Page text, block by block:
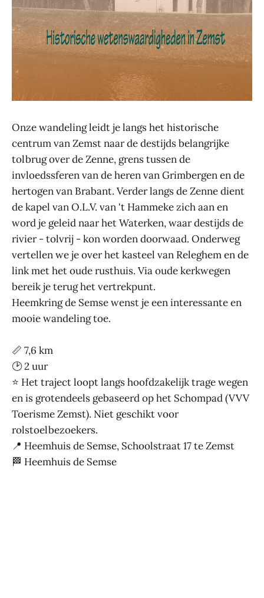
Onze wandeling leidt je langs het historische
centrum van Zemst naar de destijds belangrijke
tolbrug over de Zenne, grens tussen de
invloedssferen van de heren van Grimbergen en de
hertogen van Brabant. Verder langs de Zenne dient
de kapel van O.L.V. van 't Hammeke zich aan en
word je geleid naar het Waterken, waar destijds de
rivier - tolvrij - kon worden doorwaad. Onderweg
vertellen we je over het kasteel van Releghem en de
link met het oude rusthuis. Via oude kerkwegen
bereik je terug het vertrekpunt.
Heemkring de Semse wenst je een interessante en
mooie wandeling toe.
📏 7,6 km
🕑 2 uur
⭐ Het traject loopt langs hoofdzakelijk trage wegen
en is grotendeels gebaseerd op het Schompad (VVV
Toerisme Zemst). Niet geschikt voor
rolstoelbezoekers.
📍 Heemhuis de Semse, Schoolstraat 17 te Zemst
🏁 Heemhuis de Semse